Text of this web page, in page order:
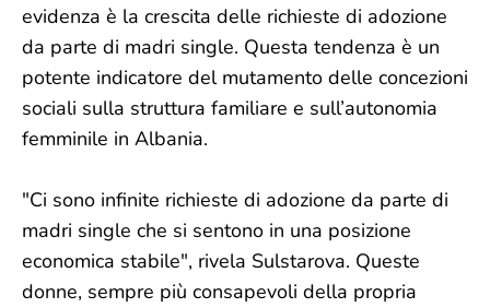
evidenza è la crescita delle richieste di adozione
da parte di madri single. Questa tendenza è un
potente indicatore del mutamento delle concezioni
sociali sulla struttura familiare e sull’autonomia
femminile in Albania.
"Ci sono infinite richieste di adozione da parte di
madri single che si sentono in una posizione
economica stabile", rivela Sulstarova. Queste
donne, sempre più consapevoli della propria